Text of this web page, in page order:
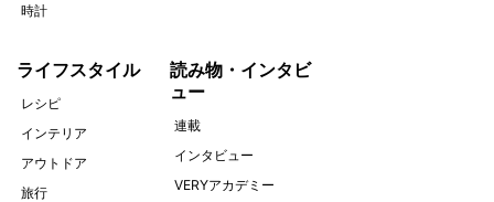
時計
ライフスタイル
レシピ
インテリア
アウトドア
旅行
読み物・インタビ
ュー
連載
インタビュー
VERYアカデミー